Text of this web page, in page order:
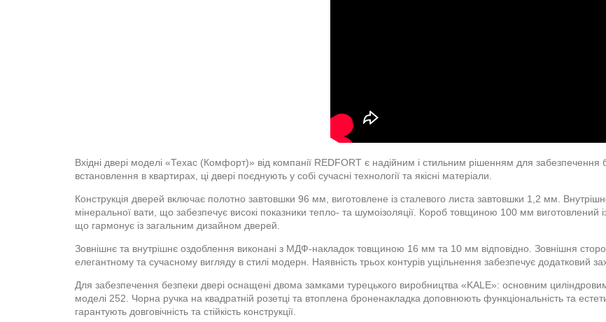
Вхідні двері моделі «Техас (Комфорт)» від компанії REDFORT є надійним і стильним рішенням для
встановлення в квартирах, ці двері поєднують у собі сучасні технології та якісні матеріали.
Конструкція дверей включає полотно завтовшки 96 мм, виготовлене із сталевого листа завтовшки 1,2 мм.
мінеральної вати, що забезпечує високі показники тепло- та шумоізоляції. Короб товщиною 100 мм виготовлений
що гармонує із загальним дизайном дверей.
Зовнішнє та внутрішнє оздоблення виконані з МДФ-накладок товщиною 16 мм та 10 мм відповідно. Зовнішня
елегантному та сучасному вигляду в стилі модерн. Наявність трьох контурів ущільнення забезпечує додатковий
Для забезпечення безпеки двері оснащені двома замками турецького виробництва «KALE»: основним
моделі 252. Чорна ручка на квадратній розетці та втоплена броненакладка доповнюють функціональність та
гарантують довговічність та стійкість конструкції.